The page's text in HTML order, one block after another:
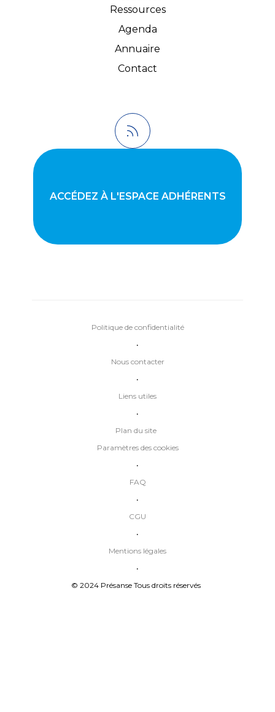
Ressources
Agenda
Annuaire
Contact
ACCÉDEZ À L'ESPACE ADHÉRENTS
Plan du site
•
Liens utiles
•
Nous contacter
•
Politique de confidentialité
© 2024 Présanse Tous droits réservés
•
Mentions légales
•
CGU
•
FAQ
•
Paramètres des cookies